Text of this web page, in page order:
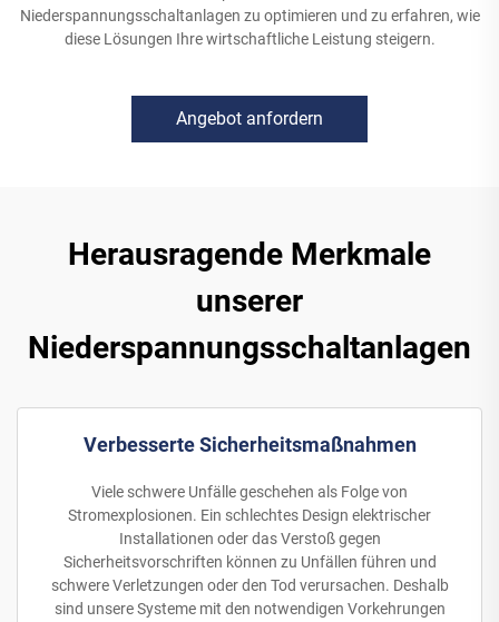
Niederspannungsschaltanlagen zu optimieren und zu erfahren, wie
diese Lösungen Ihre wirtschaftliche Leistung steigern.
Angebot anfordern
Herausragende Merkmale
unserer
Niederspannungsschaltanlagen
Verbesserte Sicherheitsmaßnahmen
Viele schwere Unfälle geschehen als Folge von
Stromexplosionen. Ein schlechtes Design elektrischer
Installationen oder das Verstoß gegen
Sicherheitsvorschriften können zu Unfällen führen und
schwere Verletzungen oder den Tod verursachen. Deshalb
sind unsere Systeme mit den notwendigen Vorkehrungen